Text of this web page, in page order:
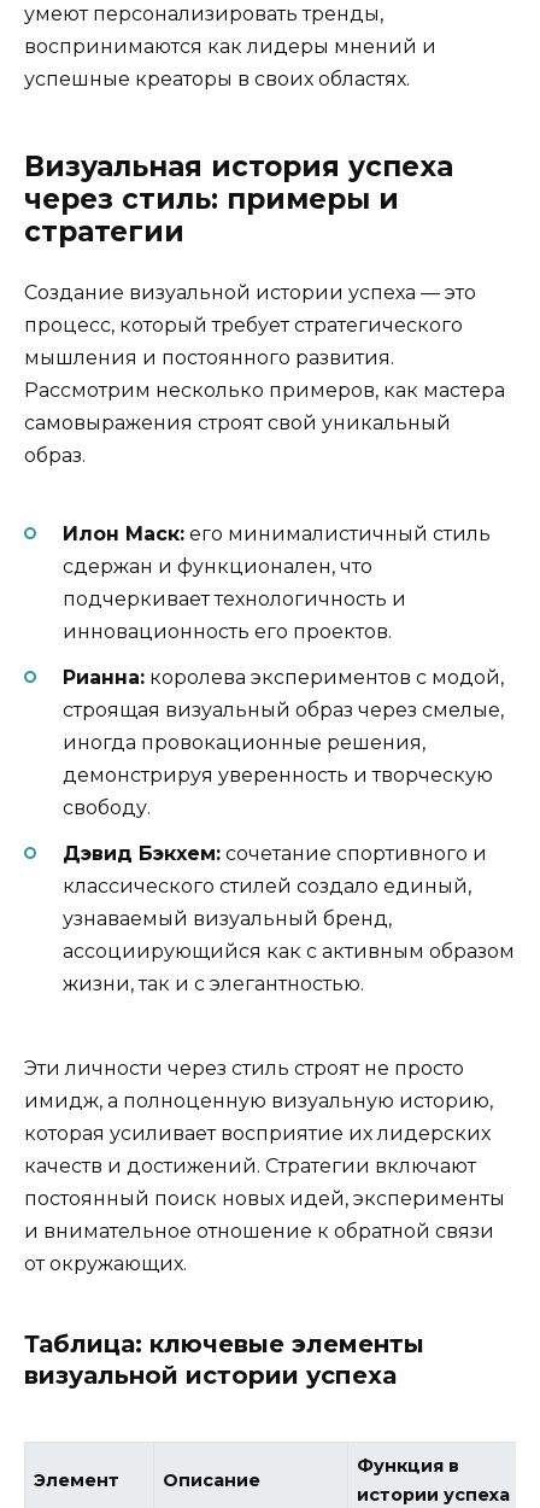
умеют персонализировать тренды,
воспринимаются как лидеры мнений и
успешные креаторы в своих областях.
Визуальная история успеха
через стиль: примеры и
стратегии
Создание визуальной истории успеха — это
процесс, который требует стратегического
мышления и постоянного развития.
Рассмотрим несколько примеров, как мастера
самовыражения строят свой уникальный
образ.
Илон Маск: его минималистичный стиль
сдержан и функционален, что
подчеркивает технологичность и
инновационность его проектов.
Рианна: королева экспериментов с модой,
строящая визуальный образ через смелые,
иногда провокационные решения,
демонстрируя уверенность и творческую
свободу.
Дэвид Бэкхем: сочетание спортивного и
классического стилей создало единый,
узнаваемый визуальный бренд,
ассоциирующийся как с активным образом
жизни, так и с элегантностью.
Эти личности через стиль строят не просто
имидж, а полноценную визуальную историю,
которая усиливает восприятие их лидерских
качеств и достижений. Стратегии включают
постоянный поиск новых идей, эксперименты
и внимательное отношение к обратной связи
от окружающих.
Таблица: ключевые элементы
визуальной истории успеха
Элемент Описание
Функция в
истории успеха